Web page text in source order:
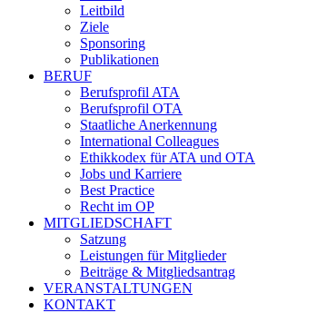
Leitbild
Ziele
Sponsoring
Publikationen
BERUF
Berufsprofil ATA
Berufsprofil OTA
Staatliche Anerkennung
International Colleagues
Ethikkodex für ATA und OTA
Jobs und Karriere
Best Practice
Recht im OP
MITGLIEDSCHAFT
Satzung
Leistungen für Mitglieder
Beiträge & Mitgliedsantrag
VERANSTALTUNGEN
KONTAKT